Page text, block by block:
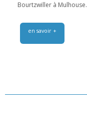
Bourtzwiller à Mulhouse.
en savoir +